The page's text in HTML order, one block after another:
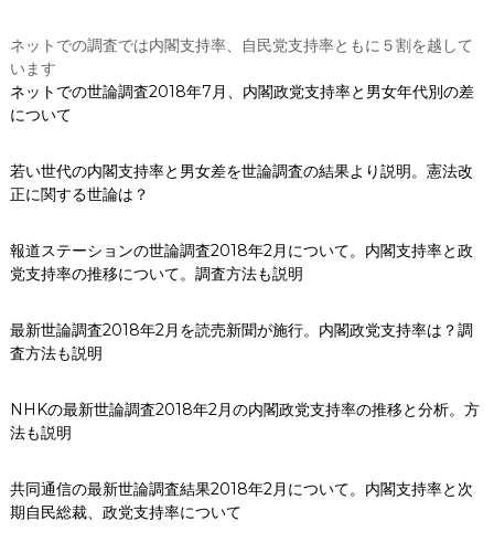
ネットでの調査では内閣支持率、自民党支持率ともに５割を越して
います
ネットでの世論調査2018年7月、内閣政党支持率と男女年代別の差
について
若い世代の内閣支持率と男女差を世論調査の結果より説明。憲法改
正に関する世論は？
報道ステーションの世論調査2018年2月について。内閣支持率と政
党支持率の推移について。調査方法も説明
最新世論調査2018年2月を読売新聞が施行。内閣政党支持率は？調
査方法も説明
NHKの最新世論調査2018年2月の内閣政党支持率の推移と分析。方
法も説明
共同通信の最新世論調査結果2018年2月について。内閣支持率と次
期自民総裁、政党支持率について